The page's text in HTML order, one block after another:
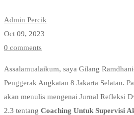
SUPERVISI
AKADEMIK
Admin Percik
Oct 09, 2023
0 comments
Assalamualaikum, saya Gilang
Penggerak Angkatan 8 Jakarta Selatan.
akan menulis mengenai Jurnal Refleksi
2.3 tentang Coaching Untuk Supervisi